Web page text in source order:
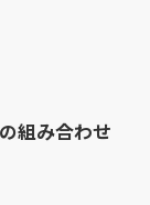
組み合わせ